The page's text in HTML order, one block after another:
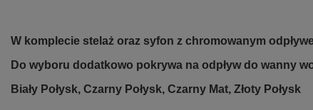
W komplecie stelaż oraz syfon z chromowanym
Do wyboru dodatkowo pokrywa na odpływ do wanny
Biały Połysk, Czarny Połysk, Czarny Mat, Złoty Połysk